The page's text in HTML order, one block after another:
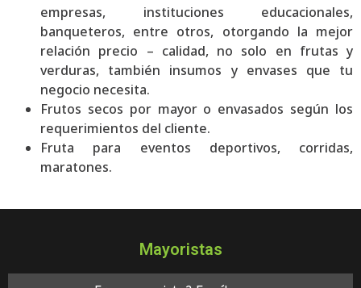
empresas, instituciones educacionales,
banqueteros, entre otros, otorgando la mejor
relación precio – calidad, no solo en frutas y
verduras, también insumos y envases que tu
negocio necesita.
Frutos secos por mayor o envasados según los
requerimientos del cliente.
Fruta para eventos deportivos, corridas,
maratones.
Mayoristas